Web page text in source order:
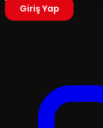
Giriş Yap